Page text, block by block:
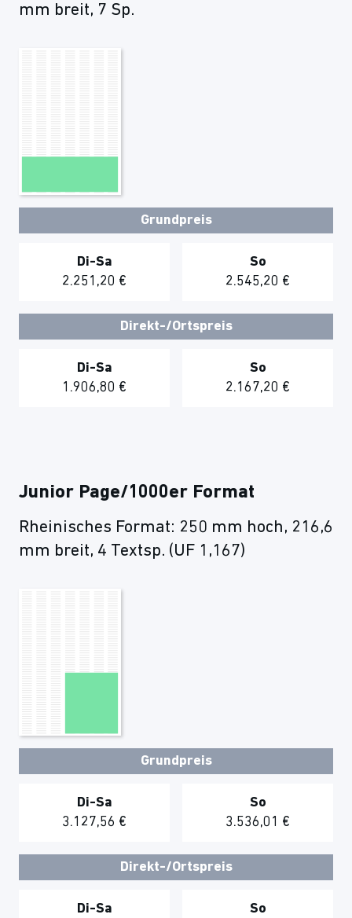
mm breit, 7 Sp.
Grundpreis
Di-Sa
2.251,20 €
So
2.545,20 €
Direkt-/Ortspreis
Di-Sa
1.906,80 €
So
2.167,20 €
Junior Page/1000er Format
Rheinisches Format: 250 mm hoch, 216,6
mm breit, 4 Textsp. (UF 1,167)
Grundpreis
Di-Sa
3.127,56 €
So
3.536,01 €
Direkt-/Ortspreis
Di-Sa
So